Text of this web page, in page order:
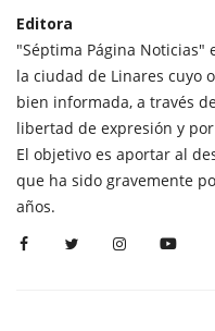
Editora
"Séptima Página Noticias"
la ciudad de Linares cuyo
bien informada, a través
libertad de expresión y
El objetivo es aportar al
que ha sido gravemente
años.